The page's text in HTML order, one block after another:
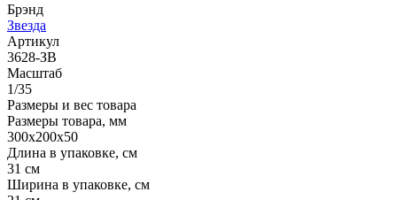
Брэнд
Звезда
Артикул
3628-ЗВ
Масштаб
1/35
Размеры и вес товара
Размеры товара, мм
300х200х50
Длина в упаковке, см
31 см
Ширина в упаковке, см